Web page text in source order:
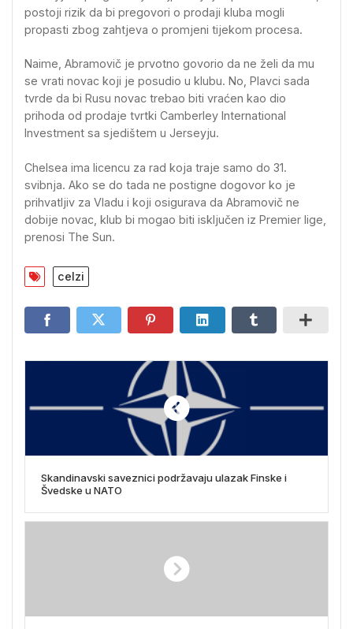
postoji rizik da bi pregovori o prodaji kluba mogli
propasti zbog zahtjeva o promjeni tijekom procesa.
Naime, Abramovič je prvotno govorio da ne želi da mu
se vrati novac koji je posudio u klubu. No, Plavci sada
tvrde da bi Rusu novac trebao biti vraćen kao dio
prihoda od prodaje tvrtki Camberley International
Investment sa sjedištem u Jerseyju.
Chelsea ima licencu za rad koja traje samo do 31.
svibnja. Ako se do tada ne postigne dogovor ko je
prihvatljiv za Vladu i koji osigurava da Abramovič ne
dobije novac, klub bi mogao biti isključen iz Premier lige,
prenosi The Sun.
celzi
Skandinavski saveznici podržavaju ulazak Finske i
Švedske u NATO